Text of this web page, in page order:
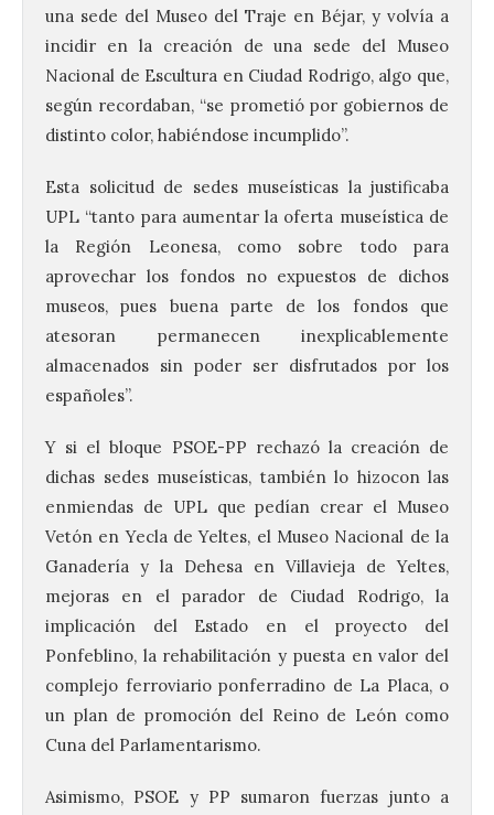
una sede del Museo del Traje en Béjar, y volvía a
incidir en la creación de una sede del Museo
Nacional de Escultura en Ciudad Rodrigo, algo que,
según recordaban, “se prometió por gobiernos de
distinto color, habiéndose incumplido”.
Esta solicitud de sedes museísticas la justificaba
UPL “tanto para aumentar la oferta museística de
la Región Leonesa, como sobre todo para
aprovechar los fondos no expuestos de dichos
museos, pues buena parte de los fondos que
atesoran permanecen inexplicablemente
almacenados sin poder ser disfrutados por los
españoles”.
Y si el bloque PSOE-PP rechazó la creación de
dichas sedes museísticas, también lo hizocon las
enmiendas de UPL que pedían crear el Museo
Vetón en Yecla de Yeltes, el Museo Nacional de la
Ganadería y la Dehesa en Villavieja de Yeltes,
mejoras en el parador de Ciudad Rodrigo, la
implicación del Estado en el proyecto del
Ponfeblino, la rehabilitación y puesta en valor del
complejo ferroviario ponferradino de La Placa, o
un plan de promoción del Reino de León como
Cuna del Parlamentarismo.
Asimismo, PSOE y PP sumaron fuerzas junto a